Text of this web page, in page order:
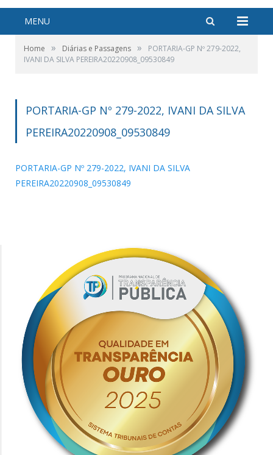
MENU
Home » Diárias e Passagens »
PORTARIA-GP Nº 279-2022,
IVANI DA SILVA PEREIRA20220908_09530849
PORTARIA-GP Nº 279-2022, IVANI DA SILVA
PEREIRA20220908_09530849
PORTARIA-GP Nº 279-2022, IVANI DA SILVA
PEREIRA20220908_09530849